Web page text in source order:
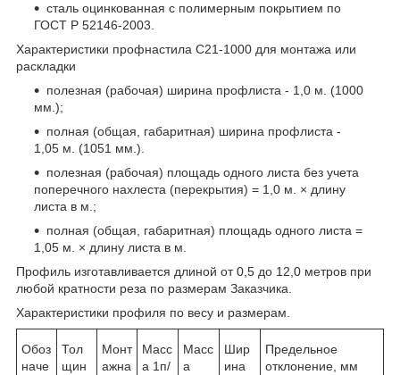
сталь оцинкованная с полимерным покрытием по
ГОСТ Р 52146-2003.
Характеристики профнастила С21-1000 для монтажа или
раскладки
полезная (рабочая) ширина профлиста - 1,0 м. (1000
мм.);
полная (общая, габаритная) ширина профлиста -
1,05 м. (1051 мм.).
полезная (рабочая) площадь одного листа без учета
поперечного нахлеста (перекрытия) = 1,0 м. × длину
листа в м.;
полная (общая, габаритная) площадь одного листа =
1,05 м. × длину листа в м.
Профиль изготавливается длиной от 0,5 до 12,0 метров при
любой кратности реза по размерам Заказчика.
Характеристики профиля по весу и размерам.
Обоз
наче
Тол
щин
Монт
ажна
Масс
а 1п/
Масс
а
Шир
ина
Предельное
отклонение, мм